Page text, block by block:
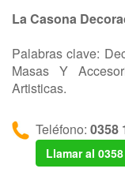
La Casona
Palabras clave:
Masas Y
Artisticas.
Teléfono: 0358
Llamar al